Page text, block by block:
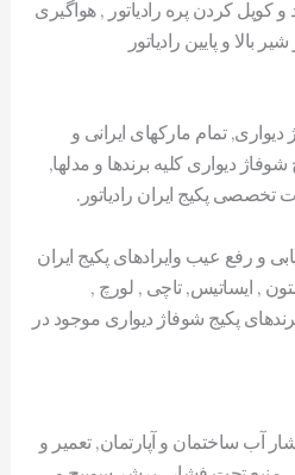
کردن پره رادیاتور , هواگیری
بالا و پایین رادیاتور
تمام مارکهای ایرانی و
دیواری کلیه برندها و مدلها,
تخصصی پکیج ایران رادیاتور.
و رفع عیب وایرادهای پکیج ایران
, ایساتیس, تاچی , لورچ ,
پکیج شوفاژ دیواری موجود در
ساختمان و آپارتمان, تعمیر و